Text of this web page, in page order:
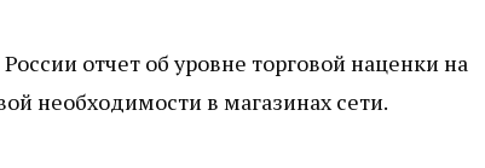
отчет об уровне торговой наценки на
необходимости в магазинах сети.